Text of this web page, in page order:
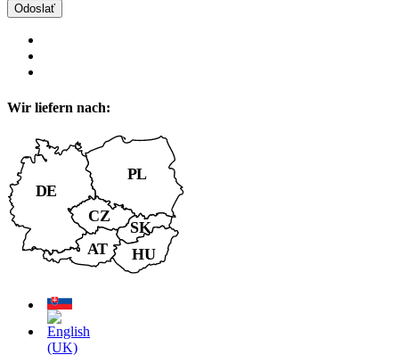
Odoslať
Wir liefern nach: